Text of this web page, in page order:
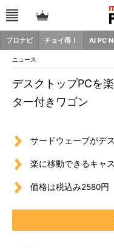
プロナビ チョイ得！ AI PC
ニュース
デスクトップPCを
ター付きワゴン
サードウェーブがデ
楽に移動できるキャ
価格は税込み2580円